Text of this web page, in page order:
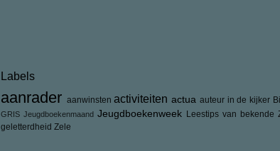
Labels
aanrader aanwinsten activiteiten actua auteur in de kijker
GRIS Jeugdboekenmaand Jeugdboekenweek Leestips van bekende
geletterdheid Zele